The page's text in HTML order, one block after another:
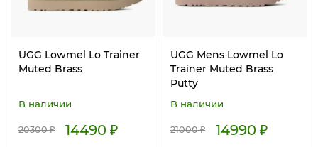
UGG Lowmel Lo Trainer
Muted Brass
В наличии
20300 ₽ 14490 ₽
UGG Mens Lowmel Lo
Trainer Muted Brass
Putty
В наличии
21000 ₽ 14990 ₽